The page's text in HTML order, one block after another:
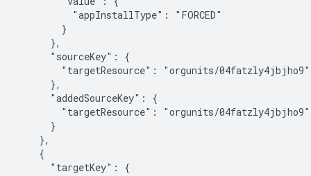
          "appInstallType": "FORCED"
        }
      },
      "sourceKey": {
        "targetResource": "orgunits/04fatzly4jbjho9"
      },
      "addedSourceKey": {
        "targetResource": "orgunits/04fatzly4jbjho9"
      }
    },
    {
      "targetKey": {